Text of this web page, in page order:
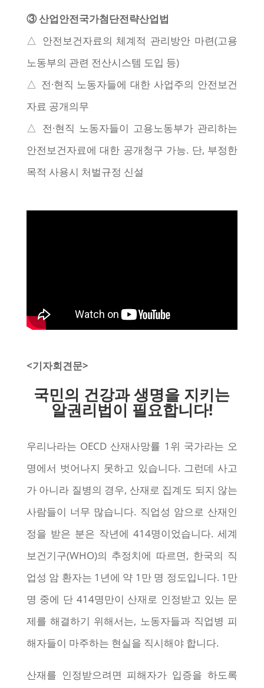
③ 산업안전국가첨단전략산업법
△ 안전보건자료의 체계적 관리방안 마련(고용
노동부의 관련 전산시스템 도입 등)
△ 전·현직 노동자들에 대한 사업주의 안전보건
자료 공개의무
△ 전·현직 노동자들이 고용노동부가 관리하는
안전보건자료에 대한 공개청구 가능. 단, 부정한
목적 사용시 처벌규정 신설
<기자회견문>
국민의 건강과 생명을 지키는
알권리법이 필요합니다!
우리나라는 OECD 산재사망률 1위 국가라는 오
명에서 벗어나지 못하고 있습니다. 그런데 사고
가 아니라 질병의 경우, 산재로 집계도 되지 않는
사람들이 너무 많습니다. 직업성 암으로 산재인
정을 받은 분은 작년에 414명이었습니다. 세계
보건기구(WHO)의 추정치에 따르면, 한국의 직
업성 암 환자는 1년에 약 1만 명 정도입니다. 1만
명 중에 단 414명만이 산재로 인정받고 있는 문
제를 해결하기 위해서는, 노동자들과 직업병 피
해자들이 마주하는 현실을 직시해야 합니다.
산재를 인정받으려면 피해자가 입증을 하도록